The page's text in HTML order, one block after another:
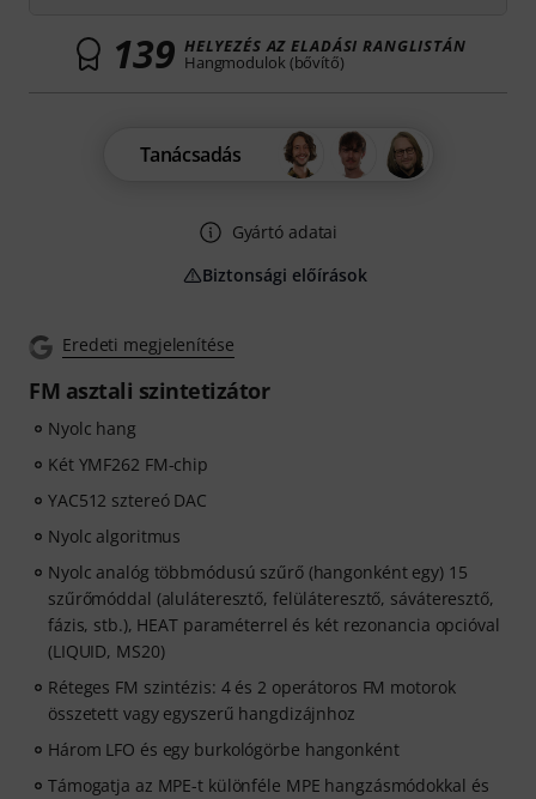
Eredeti megjelenítése
FM asztali szintetizátor
Nyolc hang
Két YMF262 FM-chip
YAC512 sztereó DAC
Nyolc algoritmus
Nyolc analóg többmódusú szűrő (hangonként egy) 15
szűrőmóddal (aluláteresztő, felüláteresztő, sáváteresztő,
fázis, stb.), HEAT paraméterrel és két rezonancia opcióval
(LIQUID, MS20)
Réteges FM szintézis: 4 és 2 operátoros FM motorok
összetett vagy egyszerű hangdizájnhoz
Három LFO és egy burkológörbe hangonként
Támogatja az MPE-t különféle MPE hangzásmódokkal és
139 HELYEZÉS AZ ELADÁSI RANGLISTÁN
Hangmodulok (bővítő)
Tanácsadás
Gyártó adatai
Biztonsági előírások